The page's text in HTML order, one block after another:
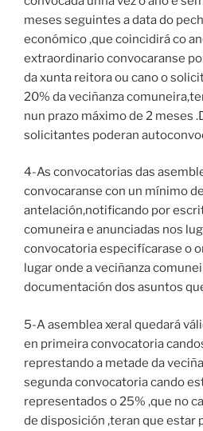
meses seguintes a data do
económico ,que coincidirá co
extraordinario convocaranse
da xunta reitora ou cano o
20% da veciñanza
nun prazo máximo de 2 meses
solicitantes poderan
4-As convocatorias das
convocaranse con un mínimo
antelación,notificando por
comuneira e anunciadas nos
convocatoria especifícarase o
lugar onde a veciñanza
documentación dos asuntos
5-A asemblea xeral quedará
en primeira convocatoria
represtando a metade da
segunda convocatoria cando
representados o 25% ,que no
de disposición ,teran que estar